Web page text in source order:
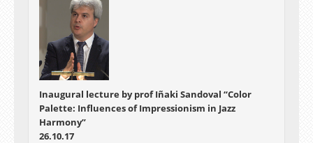
Inaugural lecture by prof Iñaki Sandoval “Color
Palette: Influences of Impressionism in Jazz
Harmony”
26.10.17